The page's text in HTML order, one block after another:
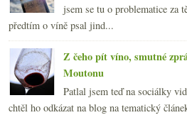
jsem se tu o problematice za
předtím o víně psal jind...
Z čeho pít víno, smutné
Moutonu
Patlal jsem teď na sociálky
chtěl ho odkázat na blog na tematický